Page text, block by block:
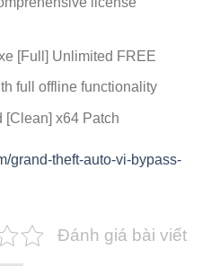
[Full] Unlimited FREE
full offline functionality
[Clean] x64 Patch
grand-theft-auto-vi-bypass-
Đánh giá bài viết